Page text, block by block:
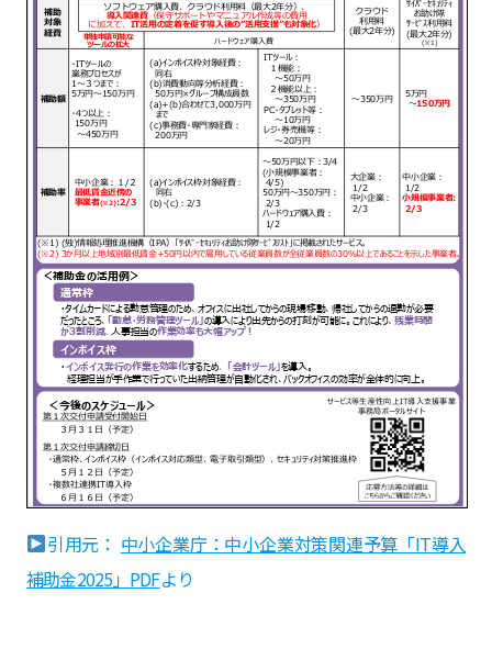
引用元： 中小企業庁：中小企業対策関連予算「IT導入
補助金2025」PDFより